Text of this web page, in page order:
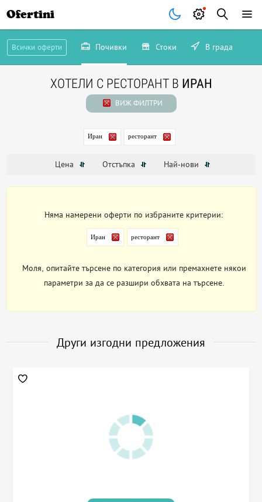
Ofertini
Всички оферти Почивки Стоки В града
ХОТЕЛИ С РЕСТОРАНТ В ИРАН
ВИЖ ФИЛТРИ
Иран ресторант
Цена Отстъпка Най-нови
Няма намерени оферти по избраните критерии:
Иран ресторант
Моля, опитайте търсене по категория или премахнете някои
параметри за да се разшири обхвата на търсене.
Други изгодни предложения